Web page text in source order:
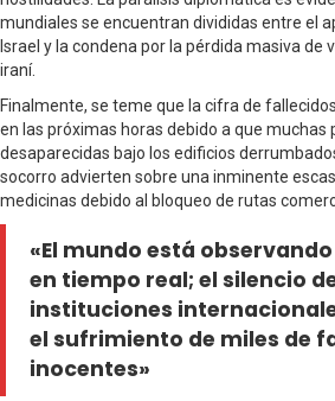
mundiales se encuentran divididas entre el
Israel y la condena por la pérdida masiva de
iraní.
Finalmente, se teme que la cifra de
en las próximas horas debido a que muchas
desaparecidas bajo los edificios
socorro advierten sobre una inminente
medicinas debido al bloqueo de rutas
«El mundo está
en tiempo real; el silencio
instituciones
el sufrimiento de miles de
inocentes»